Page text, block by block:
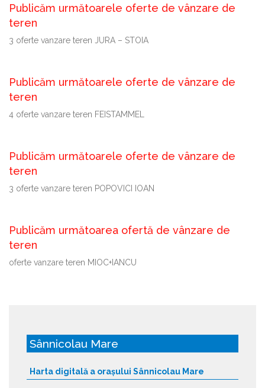
Publicăm următoarele oferte de vânzare de
teren
3 oferte vanzare teren JURA – STOIA
Publicăm următoarele oferte de vânzare de
teren
4 oferte vanzare teren FEISTAMMEL
Publicăm următoarele oferte de vânzare de
teren
3 oferte vanzare teren POPOVICI IOAN
Publicăm următoarea ofertă de vânzare de
teren
oferte vanzare teren MIOC+IANCU
Sânnicolau Mare
Harta digitală a orașului Sânnicolau Mare